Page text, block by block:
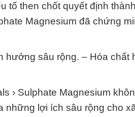
tố then chốt quyết định
Magnesium đã chứng
sâu rộng. – Hóa chất
› Sulphate Magnesium
những lợi ích sâu rộng cho